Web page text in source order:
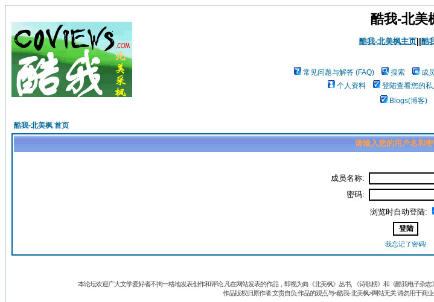
酷我-北美
酷我-北美枫主页|| 酷
常见问题与解答 (FAQ) 搜索 成
个人资料
登陆查看您的
Blogs(博客)
酷我-北美枫 首页
请输入您的用户名和
成员名称:
密码:
浏览时自动登陆:
我忘记了密码!
本论坛欢迎广大文学爱好者不拘一格地发表创作和评论.凡在网站发表的作品，即视为向《北美枫》丛书, 《诗歌榜》和《酷我电子杂
作品版权归原作者.文责自负.作品的观点与<酷我-北美枫>网站无关.请勿用于商